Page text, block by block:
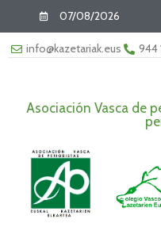
07/08/2026
info@kazetariak.eus 944
Asociación Vasca de